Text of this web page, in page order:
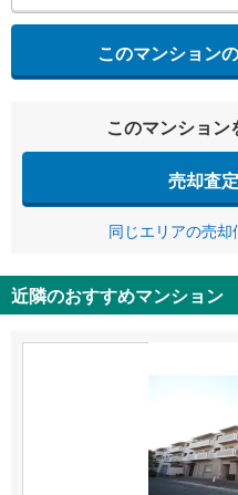
このマンション
このマンショ
売却査
同じエリアの売
近隣のおすすめマンション